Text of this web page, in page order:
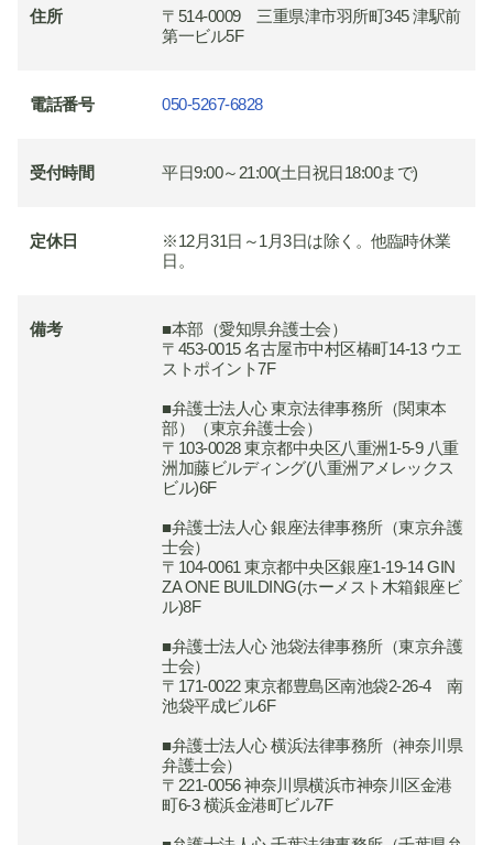
住所
〒514-0009 三重県津市羽所町345 津駅前
第一ビル5F
電話番号 050-5267-6828
受付時間 平日9:00～21:00(土日祝日18:00まで)
定休日
※12月31日～1月3日は除く。他臨時休業
日。
備考
■本部（愛知県弁護士会）
〒453-0015 名古屋市中村区椿町14-13 ウエ
ストポイント7F
■弁護士法人心 東京法律事務所（関東本
部）（東京弁護士会）
〒103-0028 東京都中央区八重洲1-5-9 八重
洲加藤ビルディング(八重洲アメレックス
ビル)6F
■弁護士法人心 銀座法律事務所（東京弁護
士会）
〒104-0061 東京都中央区銀座1-19-14 GIN
ZA ONE BUILDING(ホーメスト木箱銀座ビ
ル)8F
■弁護士法人心 池袋法律事務所（東京弁護
士会）
〒171-0022 東京都豊島区南池袋2-26-4 南
池袋平成ビル6F
■弁護士法人心 横浜法律事務所（神奈川県
弁護士会）
〒221‐0056 神奈川県横浜市神奈川区金港
町6-3 横浜金港町ビル7F